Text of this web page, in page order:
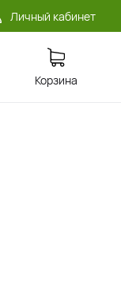
Личный кабинет
Корзина